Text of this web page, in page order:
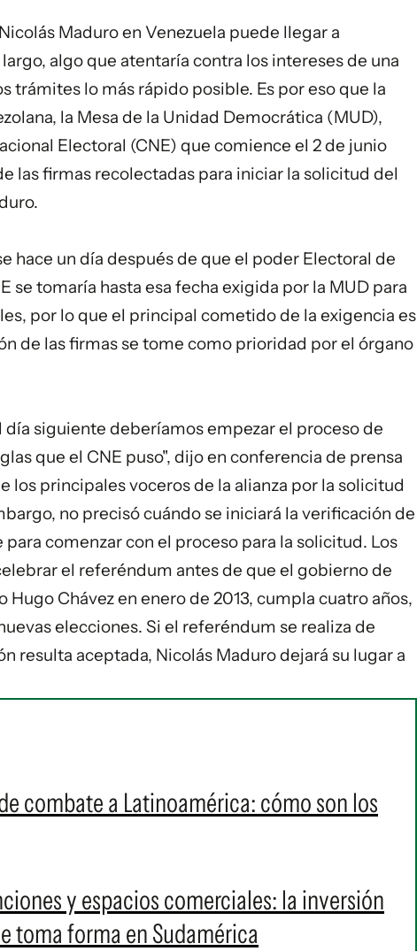
Nicolás Maduroen Venezuela puede llegar a
algo que atentaría contra los intereses de una
trámites lo más rápido posible. Es por eso que la
la Mesa de la Unidad Democrática (MUD),
Electoral (CNE) que comience el 2 de junio
las firmas recolectadas para iniciar la solicitud del
hace un día después de que el poder Electoral de
se tomaría hasta esa fecha exigida por la MUD para
por lo que el principal cometido de la exigencia es
de las firmas se tome como prioridad por el órgano
día siguiente deberíamos empezar el proceso de
que el CNE puso", dijo en conferencia de prensa
los principales voceros de la alianza por la solicitud
no precisó cuándo se iniciará la verificación de
comenzar con el proceso para la solicitud. Los
el referéndum antes de que el gobierno de
Chávez en enero de 2013, cumpla cuatro años,
elecciones. Si el referéndum se realiza de
resulta aceptada, Nicolás Maduro dejará su lugar a
combate a Latinoamérica: cómo son los
y espacios comerciales: la inversión
toma forma en Sudamérica